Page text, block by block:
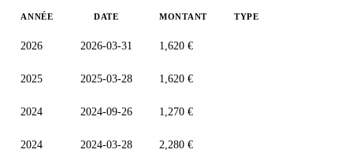
ANNÉE DATE MONTANT TYPE
2026 2026-03-31 1,620 €
2025 2025-03-28 1,620 €
2024 2024-09-26 1,270 €
2024 2024-03-28 2,280 €